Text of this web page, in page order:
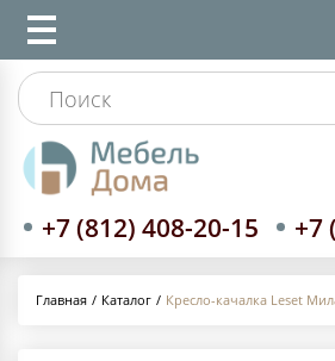
+7 (812) 408-20-15 +7
Главная Каталог Кресло-качалка Leset